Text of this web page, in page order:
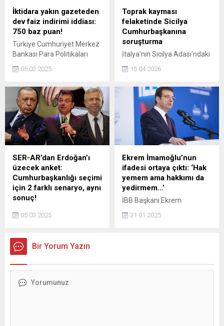
İktidara yakın gazeteden
dev faiz indirimi iddiası:
750 baz puan!
Türkiye Cumhuriyet Merkez
Bankası Para Politikaları
faiz kararı almak üzere
Yeni Şafak gazetesi,
Merkez Bankası'nın faiz
indirimi yapacağı yönündeki
piyasa beklentilerine karşı
dikkat çeken bir iddiada
bulundu. Gazeteye göre, iş
dünyası Merkez
Bankası'ndan beklentilerden
çok daha güçlü bir faiz
indirimi bekliyor.
05.03.2025
Toprak kayması
felaketinde Sicilya
Cumhurbaşkanına
soruşturma
İtalya'nın Sicilya Adası'ndaki
meydana gelen toprak
yürütülen soruşturmada,
Sicilya Özerk Bölgesel
Yönetimi'nin üst düzey
isimler dahil 13 kişinin adı
geçtiği bildirildi.
15.04.2026
SER-AR’dan Erdoğan’ı
üzecek anket:
Cumhurbaşkanlığı seçimi
için 2 farklı senaryo, aynı
sonuç!
erken seçim çağrıları
Araştırma,
cumhurbaşkanlığı seçimi
Ekrem İmamoğlu-
05.03.2025
Ekrem İmamoğlu’nun
ifadesi ortaya çıktı: ‘Hak
yemem ama hakkımı da
yedirmem…’
İBB Başkanı Ekrem
yürütülen iki ayrı soruşturma
31.01.2025
Bir Yorum Yazın